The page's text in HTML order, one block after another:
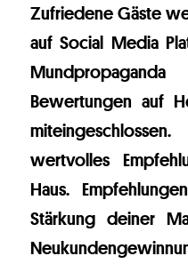
Zufriedene Gäste
auf Social Media
Bewertungen auf
wertvolles
Haus.
Stärkung deiner